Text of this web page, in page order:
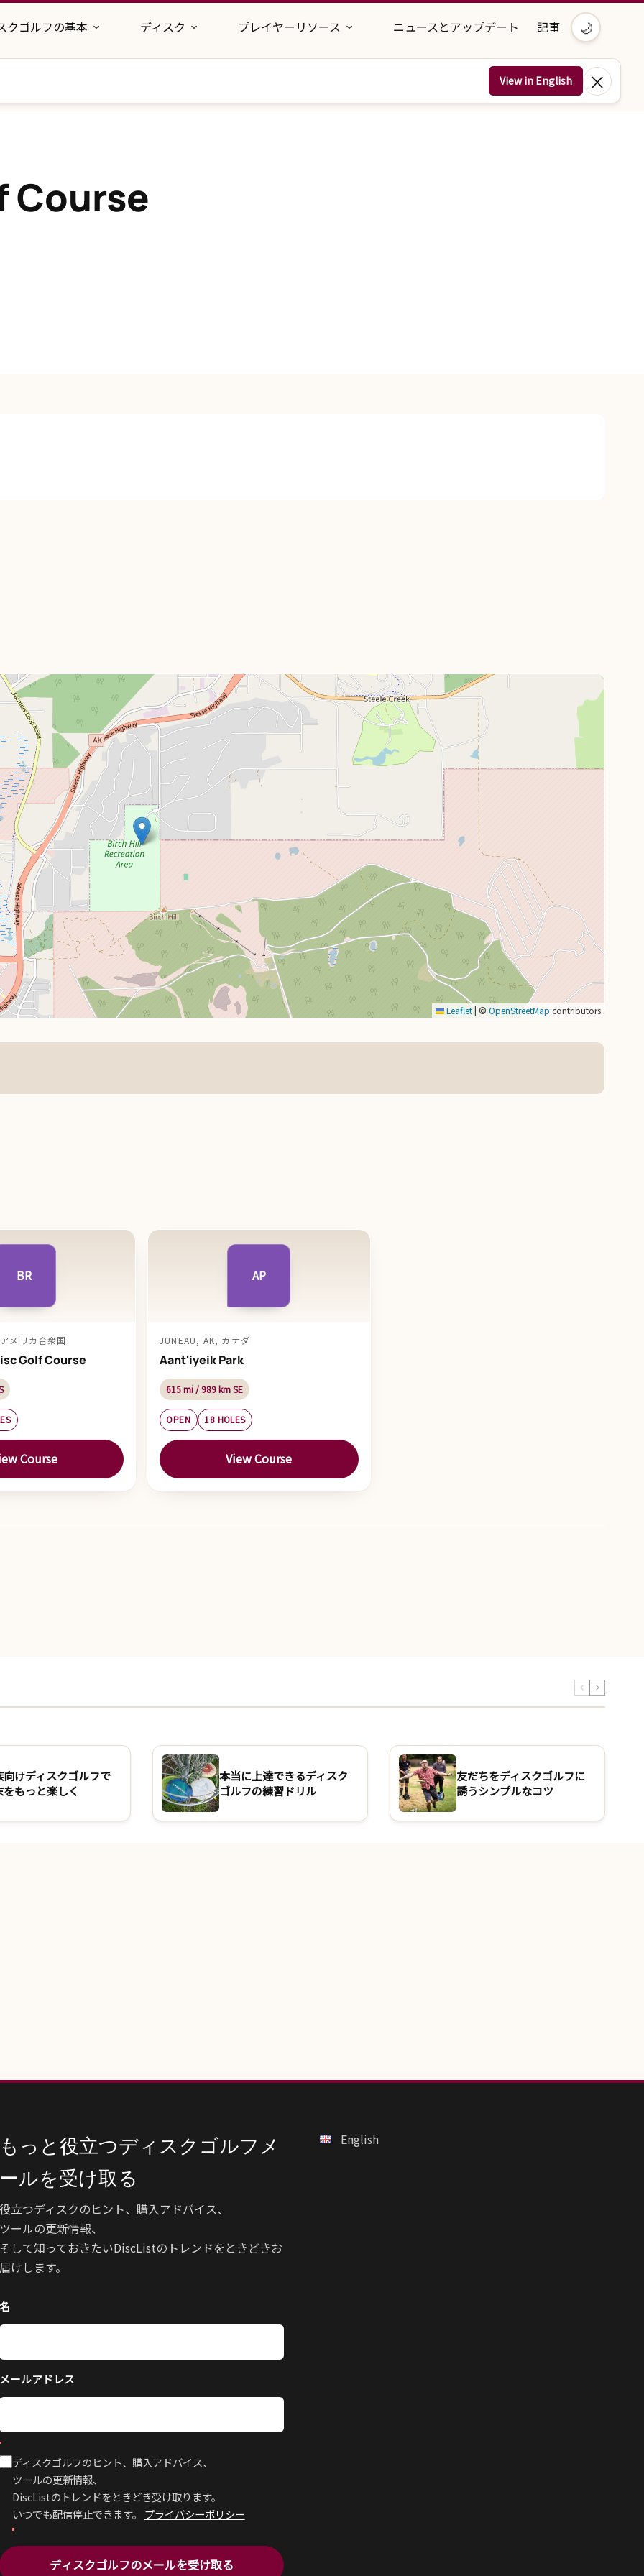
クゴルフの基本 ディスク プレイヤーリソース ニュースとアップデート 記事 🌙
View in English ×
Course
Leaflet © OpenStreetMap contributors
BR
メリカ合衆国
Golf Course
Course
AP
JUNEAU, AK, カナダ
Aant'iyeik Park
615 mi / 989 km SE
OPEN 18 HOLES
View Course
向けディスクゴルフで
をもっと楽しく
本当に上達できるディスク
ゴルフの練習ドリル
友だちをディスクゴルフに
誘うシンプルなコツ
っと役立つディスクゴルフメ
ルを受け取る
立つディスクのヒント、購入アドバイス、
ールの更新情報、
して知っておきたいDiscListのトレンドをときどきお
けします。
ールアドレス
ディスクゴルフのヒント、購入アドバイス、
ツールの更新情報、
DiscListのトレンドをときどき受け取ります。
いつでも配信停止できます。 プライバシーポリシー
ディスクゴルフのメールを受け取る
English